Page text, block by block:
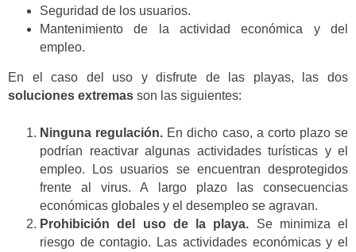
Seguridad de los usuarios.
Mantenimiento de la actividad económica y del
empleo.
En el caso del uso y disfrute de las playas, las dos
soluciones extremas son las siguientes:
Ninguna regulación. En dicho caso, a corto plazo se
podrían reactivar algunas actividades turísticas y el
empleo. Los usuarios se encuentran desprotegidos
frente al virus. A largo plazo las consecuencias
económicas globales y el desempleo se agravan.
Prohibición del uso de la playa. Se minimiza el
riesgo de contagio. Las actividades económicas y el